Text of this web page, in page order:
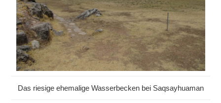
Das riesige ehemalige Wasserbecken bei Saqsayhuaman